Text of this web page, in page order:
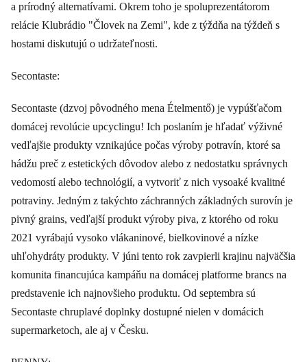
a prírodný alternatívami. Okrem toho je spoluprezentátorom
relácie Klubrádio "Človek na Zemi", kde z týždňa na týždeň s
hostami diskutujú o udržateľnosti.
Secontaste:
Secontaste (dzvoj pôvodného mena Ételmentő) je vypúšťačom
domácej revolúcie upcyclingu! Ich poslaním je hľadať výživné
vedľajšie produkty vznikajúce počas výroby potravín, ktoré sa
hádžu preč z estetických dôvodov alebo z nedostatku správnych
vedomostí alebo technológií, a vytvoriť z nich vysoaké kvalitné
potraviny. Jedným z takýchto záchranných základných surovín je
pivný grains, vedľajší produkt výroby piva, z ktorého od roku
2021 vyrábajú vysoko vlákaninové, bielkovinové a nízke
uhľohydráty produkty. V júni tento rok zavpierli krajinu najväčšia
komunita financujúca kampáňu na domácej platforme brancs na
predstavenie ich najnovšieho produktu. Od septembra sú
Secontaste chruplavé doplnky dostupné nielen v domácich
supermarketoch, ale aj v Česku.